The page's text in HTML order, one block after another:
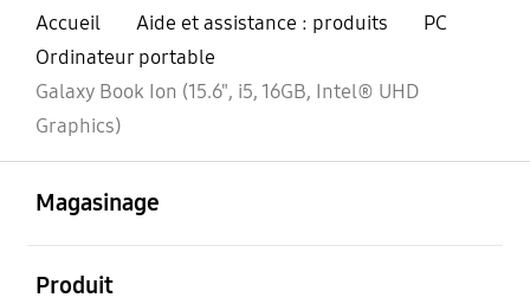
Accueil Aide et assistance : produits
PC
Ordinateur portable
Galaxy Book Ion (15.6", i5, 16GB, Intel® UHD
Graphics)
Magasinage
Produit